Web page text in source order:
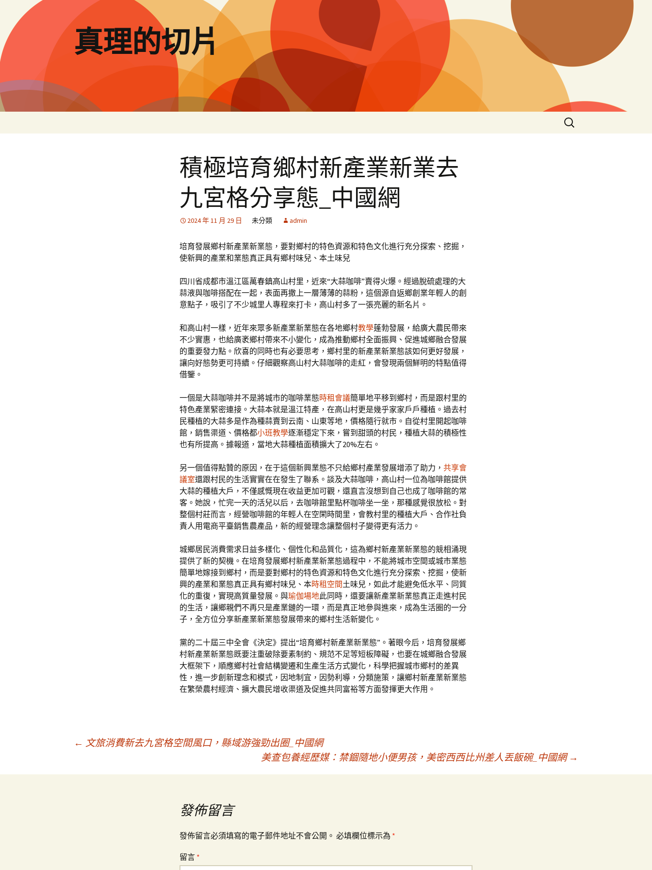
要
內
容
真理的切片
搜
尋
積極培育鄉村新產業新業去
九宮格分享態_中國網
2024 年 11 月 29 日 未分類 admin
培育發展鄉村新產業新業態，要對鄉村的特色資源和特色文化進行充分探索、挖掘，
使新興的產業和業態真正具有鄉村味兒、本土味兒
四川省成都市溫江區萬春鎮高山村里，近來“大蒜咖啡”賣得火爆。經過脫硫處理的大
蒜液與咖啡搭配在一起，表面再撒上一層薄薄的蒜粉，這個源自返鄉創業年輕人的創
意點子，吸引了不少城里人專程來打卡，高山村多了一張亮麗的新名片。
和高山村一樣，近年來眾多新產業新業態在各地鄉村教學蓬勃發展，給廣大農民帶來
不少實惠，也給廣袤鄉村帶來不小變化，成為推動鄉村全面振興、促進城鄉融合發展
的重要發力點。欣喜的同時也有必要思考，鄉村里的新產業新業態該如何更好發展，
讓向好態勢更可持續。仔細觀察高山村大蒜咖啡的走紅，會發現兩個鮮明的特點值得
借鑒。
一個是大蒜咖啡并不是將城市的咖啡業態時租會議簡單地平移到鄉村，而是跟村里的
特色產業緊密連接。大蒜本就是溫江特產，在高山村更是幾乎家家戶戶種植。過去村
民種植的大蒜多是作為種蒜賣到云南、山東等地，價格隨行就市。自從村里開起咖啡
館，銷售渠道、價格都小班教學逐漸穩定下來，嘗到甜頭的村民，種植大蒜的積極性
也有所提高。據報道，當地大蒜種植面積擴大了20%左右。
另一個值得點贊的原因，在于這個新興業態不只給鄉村產業發展增添了助力， 共享會
議室還跟村民的生活實實在在發生了聯系。談及大蒜咖啡，高山村一位為咖啡館提供
大蒜的種植大戶，不僅感慨現在收益更加可觀，還直言沒想到自己也成了咖啡館的常
客。她說，忙完一天的活兒以后，去咖啡館里點杯咖啡坐一坐，那種感覺很放松。對
整個村莊而言，經營咖啡館的年輕人在空閑時間里，會教村里的種植大戶、合作社負
責人用電商平臺銷售農產品，新的經營理念讓整個村子變得更有活力。
城鄉居民消費需求日益多樣化、個性化和品質化，這為鄉村新產業新業態的競相涌現
提供了新的契機。在培育發展鄉村新產業新業態過程中，不能將城市空間或城市業態
簡單地嫁接到鄉村，而是要對鄉村的特色資源和特色文化進行充分探索、挖掘，使新
興的產業和業態真正具有鄉村味兒、本時租空間土味兒，如此才能避免低水平、同質
化的重復，實現高質量發展。與瑜伽場地此同時，還要讓新產業新業態真正走進村民
的生活，讓鄉親們不再只是產業鏈的一環，而是真正地參與進來，成為生活圈的一分
子，全方位分享新產業新業態發展帶來的鄉村生活新變化。
黨的二十屆三中全會《決定》提出“培育鄉村新產業新業態”。著眼今后，培育發展鄉
村新產業新業態既要注重破除要素制約、規范不足等短板障礙，也要在城鄉融合發展
大框架下，順應鄉村社會結構變遷和生產生活方式變化，科學把握城市鄉村的差異
性，進一步創新理念和模式，因地制宜，因勢利導，分類施策，讓鄉村新產業新業態
在繁榮農村經濟、擴大農民增收渠道及促進共同富裕等方面發揮更大作用。
章
← 文旅消費新去九宮格空間風口，縣域游強勁出圈_中國網
美查包養經歷媒：禁錮隨地小便男孩，美密西西比州差人丟飯碗_中國網 →
發佈留言
發佈留言必須填寫的電子郵件地址不會公開。 必填欄位標示為 *
留言 *